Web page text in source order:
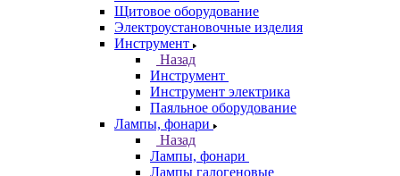
Щитовое оборудование
Электроустановочные изделия
Инструмент
Назад
Инструмент
Инструмент электрика
Паяльное оборудование
Лампы, фонари
Назад
Лампы, фонари
Лампы галогеновые